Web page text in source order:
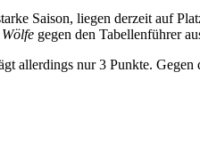
Saison, liegen derzeit auf
Wölfe gegen den Tabellenführer
allerdings nur 3 Punkte.